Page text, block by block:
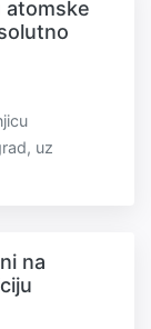
atomske
uz
na